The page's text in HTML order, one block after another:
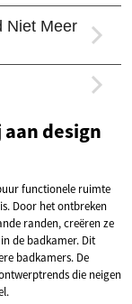
design
functionele ruimte
Door het ontbreken
randen, creëren ze
de badkamer. Dit
badkamers. De
die neigen